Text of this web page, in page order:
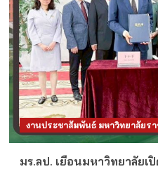
งานประชาสัมพันธ์ มหาวิทยาลัยรา
มร.ลป. เยือนมหาวิทยาลัยเ